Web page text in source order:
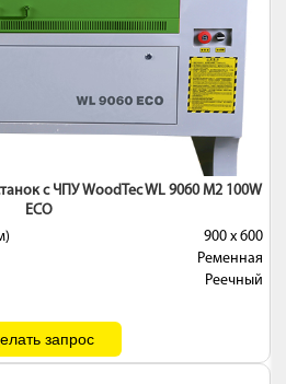
с ЧПУ WoodTec WL 9060 M2 100W
ECO
900 х 600
Ременная
Реечный